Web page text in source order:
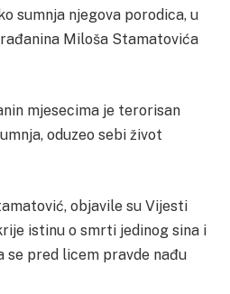
sumnja njegova porodica, u
Miloša Stamatovića
mjesecima je terorisan
oduzeo sebi život
objavile su Vijesti
istinu o smrti jedinog sina i
se pred licem pravde nađu